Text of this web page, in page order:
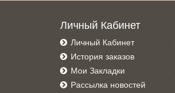
Личный Кабинет
Личный Кабинет
История заказов
Мои Закладки
Рассылка новостей